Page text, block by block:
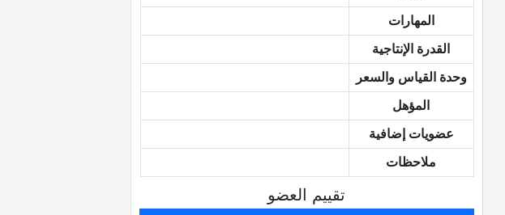
المهارات
القدرة الإنتاجية
وحدة القياس والسعر
المؤهل
عضويات إضافية
ملاحظات
تقييم العضو